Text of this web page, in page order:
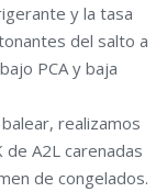
y la tasa
del salto a
PCA y baja
realizamos
de A2L carenadas
de congelados.